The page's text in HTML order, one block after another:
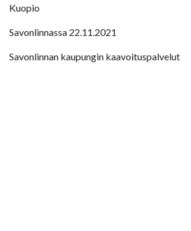
Kuopio
Savonlinnassa 22.11.2021
Savonlinnan kaupungin kaavoituspalvelut